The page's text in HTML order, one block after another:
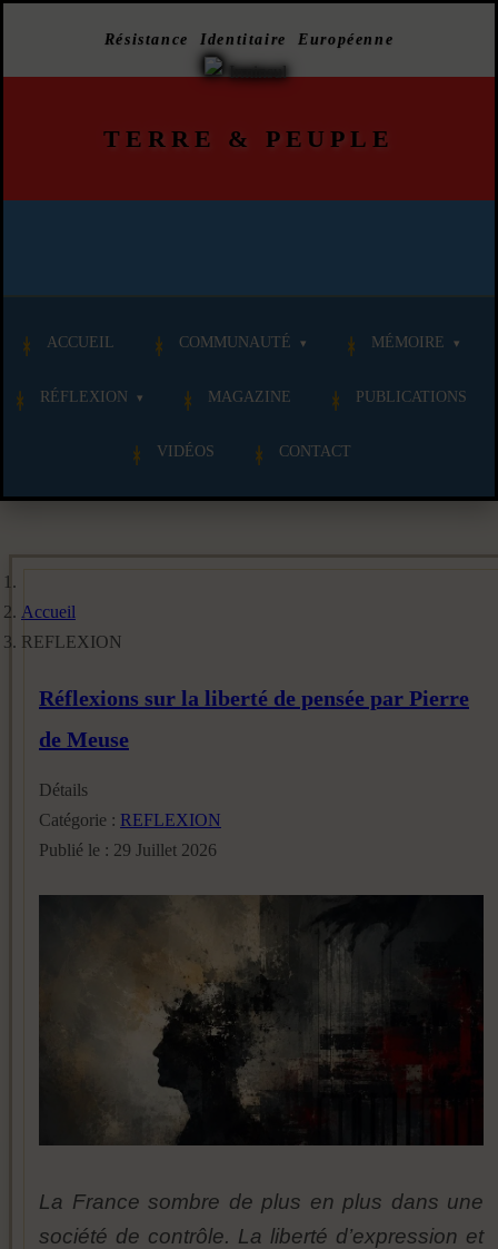
Résistance Identitaire Européenne
TERRE & PEUPLE
ACCUEIL COMMUNAUTÉ MÉMOIRE
RÉFLEXION MAGAZINE PUBLICATIONS
VIDÉOS CONTACT
Accueil
REFLEXION
Réflexions sur la liberté de pensée par Pierre
de Meuse
Détails
Catégorie : REFLEXION
Publié le : 29 Juillet 2026
La France sombre de plus en plus dans une
société de contrôle. La liberté d’expression et